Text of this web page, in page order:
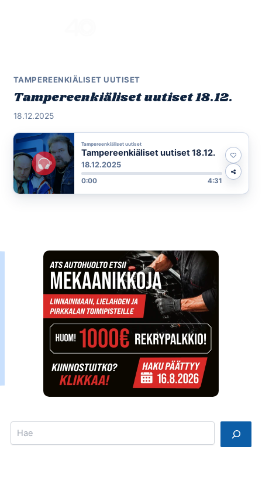
TAMPEREENKIÄLISET UUTISET
Tampereenkiäliset uutiset 18.12.
18.12.2025
Tampereenkiäliset uutiset
Tampereenkiäliset uutiset 18.12.
18.12.2025
0:00 4:31
Search